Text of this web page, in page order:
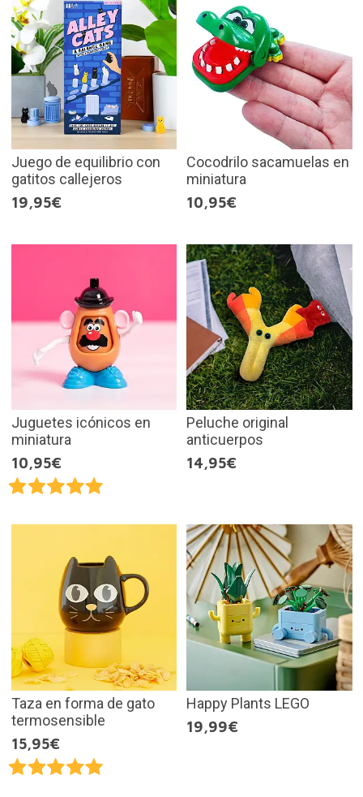
Juego de equilibrio con
gatitos callejeros
19,95€
Cocodrilo sacamuelas en
miniatura
10,95€
Juguetes icónicos en
miniatura
10,95€
Peluche original
anticuerpos
14,95€
Taza en forma de gato
termosensible
15,95€
Happy Plants LEGO
19,99€